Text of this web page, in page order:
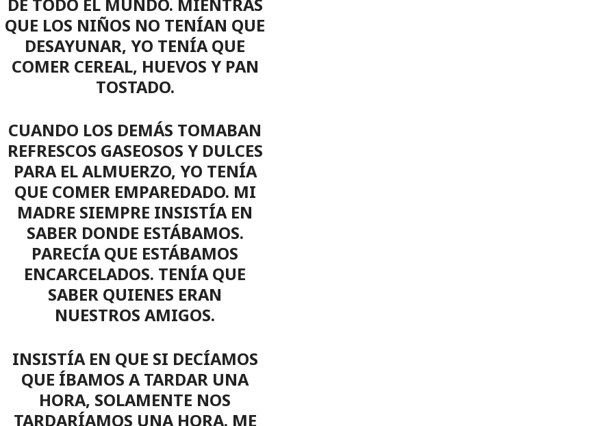
DE TODO EL MUNDO. MIENTRAS
QUE LOS NIÑOS NO TENÍAN QUE
DESAYUNAR, YO TENÍA QUE
COMER CEREAL, HUEVOS Y PAN
TOSTADO.
CUANDO LOS DEMÁS TOMABAN
REFRESCOS GASEOSOS Y DULCES
PARA EL ALMUERZO, YO TENÍA
QUE COMER EMPAREDADO. MI
MADRE SIEMPRE INSISTÍA EN
SABER DONDE ESTÁBAMOS.
PARECÍA QUE ESTÁBAMOS
ENCARCELADOS. TENÍA QUE
SABER QUIENES ERAN
NUESTROS AMIGOS.
INSISTÍA EN QUE SI DECÍAMOS
QUE ÍBAMOS A TARDAR UNA
HORA, SOLAMENTE NOS
TARDARÍAMOS UNA HORA. ME